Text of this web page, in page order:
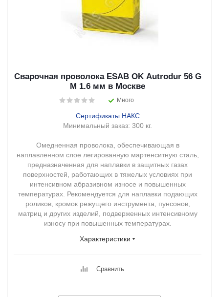
Сварочная проволока ESAB OK Autrodur 56 G
M 1.6 мм в Москве
Много
Сертификаты НАКС
Минимальный заказ: 300 кг.
Омедненная проволока, обеспечивающая в
наплавленном слое легированную мартенситную сталь,
предназначенная для наплавки в защитных газах
поверхностей, работающих в тяжелых условиях при
интенсивном абразивном износе и повышенных
температурах. Рекомендуется для наплавки подающих
роликов, кромок режущего инструмента, пунсонов,
матриц и других изделий, подверженных интенсивному
износу при повышенных температурах.
Характеристики
Сравнить